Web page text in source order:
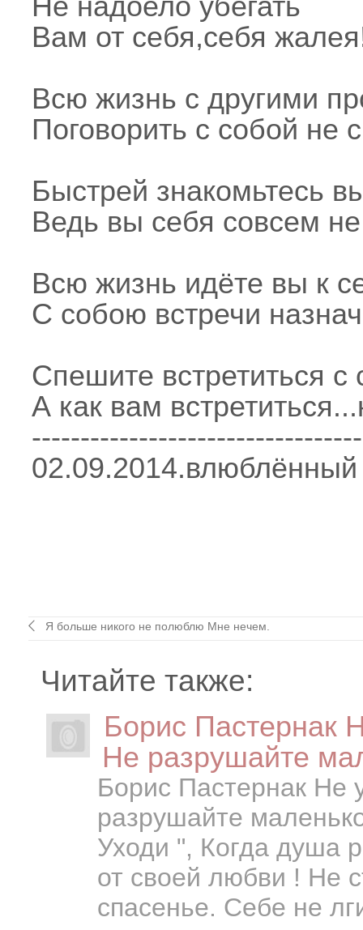
Вам от себя,себя
Всю жизнь с другими
Поговорить с собой не
Быстрей знакомьтесь
Ведь вы себя совсем
Всю жизнь идёте вы к
С собою встречи
Спешите встретиться с
А как вам
Я больше никого не полюблю Мне нечем.
Читайте также:
Борис Пастернак
Не разрушайте
Борис Пастернак Не
разрушайте
Уходи ", Когда душа
от своей любви ! Не
спасенье. Себе не